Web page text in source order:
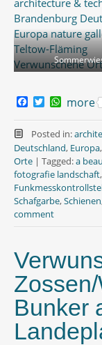
c
e
b
o
o
k
T
i
t
t
e
r
W
a
t
s
A
p
p
more
Posted in:
Deutschland, Europa,
Orte | Tagged:a
fotografie landschaft,
Schafgarbe,Schienen
comment
Bunker